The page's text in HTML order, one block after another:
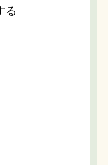
る